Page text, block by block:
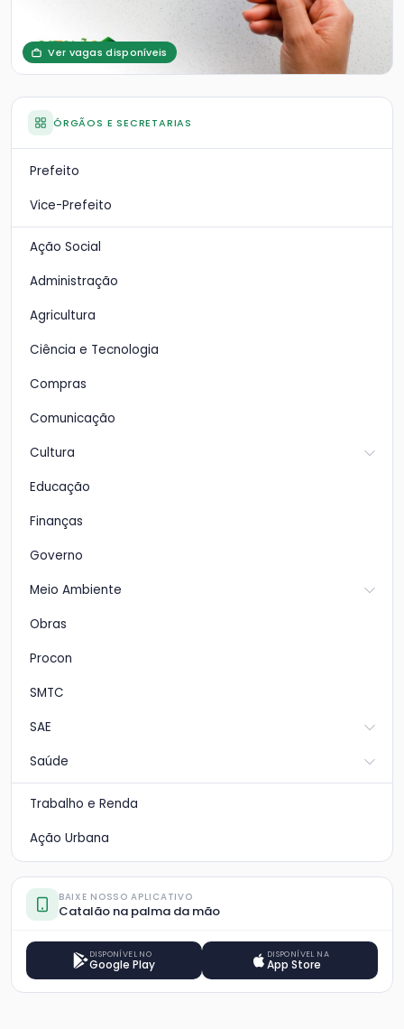
Ver vagas disponíveis
ÓRGÃOS E SECRETARIAS
Prefeito
Vice-Prefeito
Ação Social
Administração
Agricultura
Ciência e Tecnologia
Compras
Comunicação
Cultura
Educação
Finanças
Governo
Meio Ambiente
Obras
Procon
SMTC
SAE
Saúde
Trabalho e Renda
Ação Urbana
BAIXE NOSSO APLICATIVO
Catalão na palma da mão
DISPONÍVEL NO
Google Play
DISPONÍVEL NA
App Store